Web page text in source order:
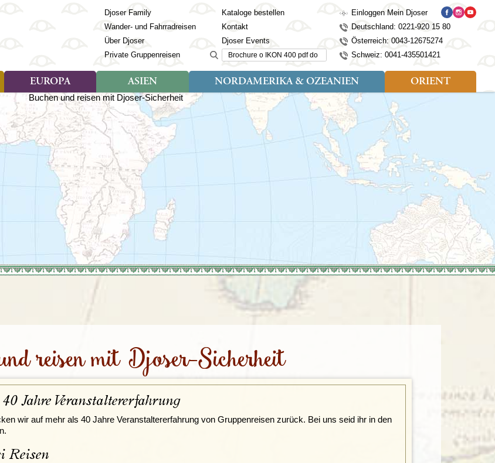
Djoser Family
Wander- und Fahrradreisen
Über Djoser
Private Gruppenreisen
Kataloge bestellen
Kontakt
Djoser Events
Suchen...
Einloggen Mein Djoser
Deutschland: 0221-920 15 80
Österreich: 0043-12675274
Schweiz: 0041-435501421
EUROPA
Art der Reise
Djoser Reisen (9)
Djoser Family (3)
Wander- und Fahrradreisen
Länder
Albanien
Andorra
Armenien
Aserbaidschan
Azoren
Balkan
Baltikum
Bosnien & Herzegowina
Estland
Finnland
Georgien
Irland
Island
Kosovo
Kroatien
Türkei
Wales
ASIEN
Art der Reise
Djoser Reisen (23)
Djoser Family (12)
Wander- und Fahrradreisen
(1)
Nepal
Seidenstraße
Singapur
Sri Lanka
Südkorea
Taiwan
NORDAMERIKA & OZEANIEN
Art der Reise
Djoser Reisen (4)
Djoser Family (2)
Länder
Alaska
Australien
Kanada
Neuseeland
USA
ORIENT
Art der Reise
Djoser Family (5)
Wander- und Fahrradreisen
Länder
Ägypten
Israel
Jordanien
Marokko
Oman
Türkei
reisen mit Djoser-Sicherheit
Jahre Veranstaltererfahrung
wir auf mehr als 40 Jahre Veranstaltererfahrung von Gruppenreisen zurück. Bei uns seid ihr in den
Reisen